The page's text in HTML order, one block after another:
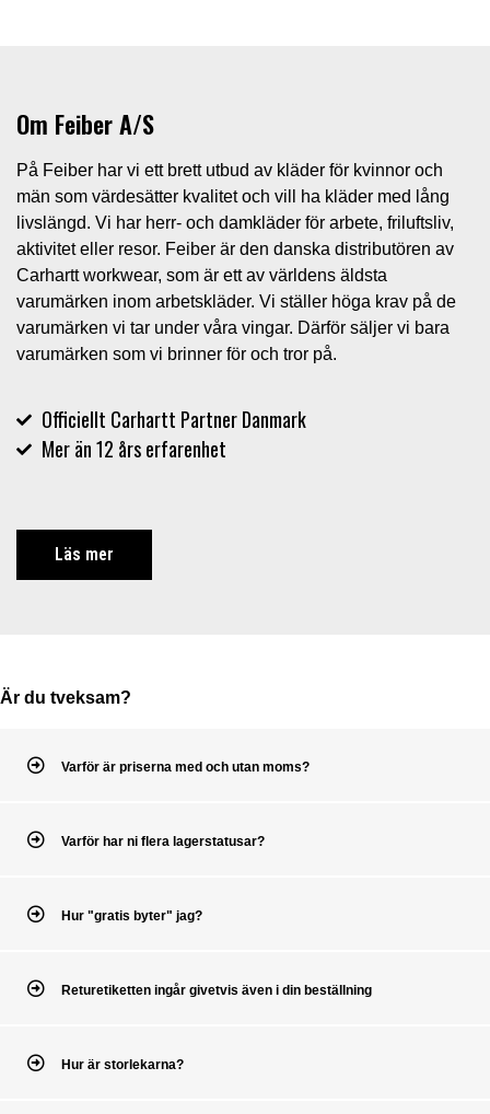
Om Feiber A/S
På Feiber har vi ett brett utbud av kläder för kvinnor och
män som värdesätter kvalitet och vill ha kläder med lång
livslängd. Vi har herr- och damkläder för arbete, friluftsliv,
aktivitet eller resor. Feiber är den danska distributören av
Carhartt workwear, som är ett av världens äldsta
varumärken inom arbetskläder. Vi ställer höga krav på de
varumärken vi tar under våra vingar. Därför säljer vi bara
varumärken som vi brinner för och tror på.
Officiellt Carhartt Partner Danmark
Mer än 12 års erfarenhet
Läs mer
Är du tveksam?
Varför är priserna med och utan moms?
Varför har ni flera lagerstatusar?
Hur "gratis byter" jag?
Returetiketten ingår givetvis även i din beställning
Hur är storlekarna?